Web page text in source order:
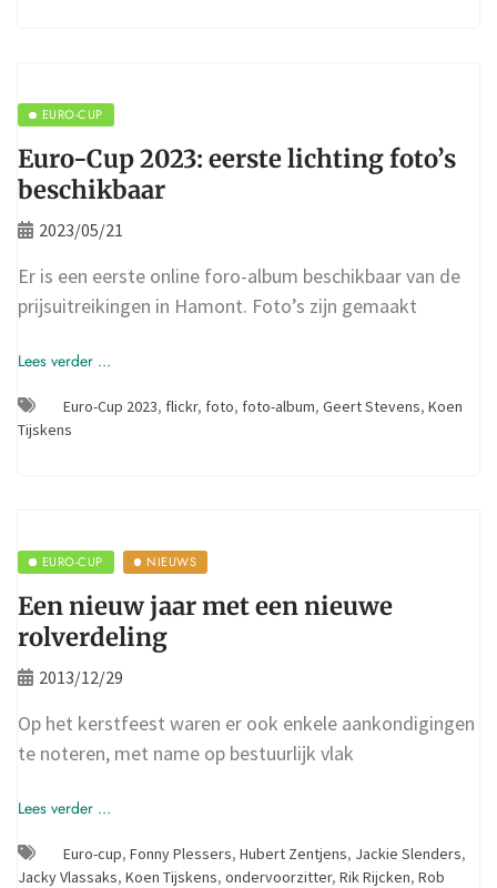
EURO-CUP
Euro-Cup 2023: eerste lichting foto’s
beschikbaar
2023/05/21
Er is een eerste online foro-album beschikbaar van de
prijsuitreikingen in Hamont. Foto’s zijn gemaakt
Lees verder ...
Euro-Cup 2023, flickr, foto, foto-album, Geert Stevens, Koen
Tijskens
EURO-CUP NIEUWS
Een nieuw jaar met een nieuwe
rolverdeling
2013/12/29
Op het kerstfeest waren er ook enkele aankondigingen
te noteren, met name op bestuurlijk vlak
Lees verder ...
Euro-cup, Fonny Plessers, Hubert Zentjens, Jackie Slenders,
Jacky Vlassaks, Koen Tijskens, ondervoorzitter, Rik Rijcken, Rob